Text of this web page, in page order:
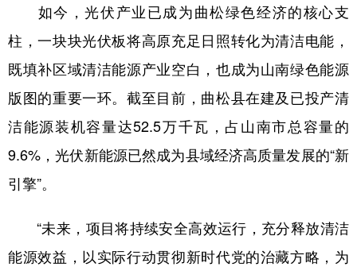
如今，光伏产业已成为曲松绿色经济的核心支
柱，一块块光伏板将高原充足日照转化为清洁电能，
既填补区域清洁能源产业空白，也成为山南绿色能源
版图的重要一环。截至目前，曲松县在建及已投产清
洁能源装机容量达52.5万千瓦，占山南市总容量的
9.6%，光伏新能源已然成为县域经济高质量发展的“新
引擎”。
“未来，项目将持续安全高效运行，充分释放清洁
能源效益，以实际行动贯彻新时代党的治藏方略，为